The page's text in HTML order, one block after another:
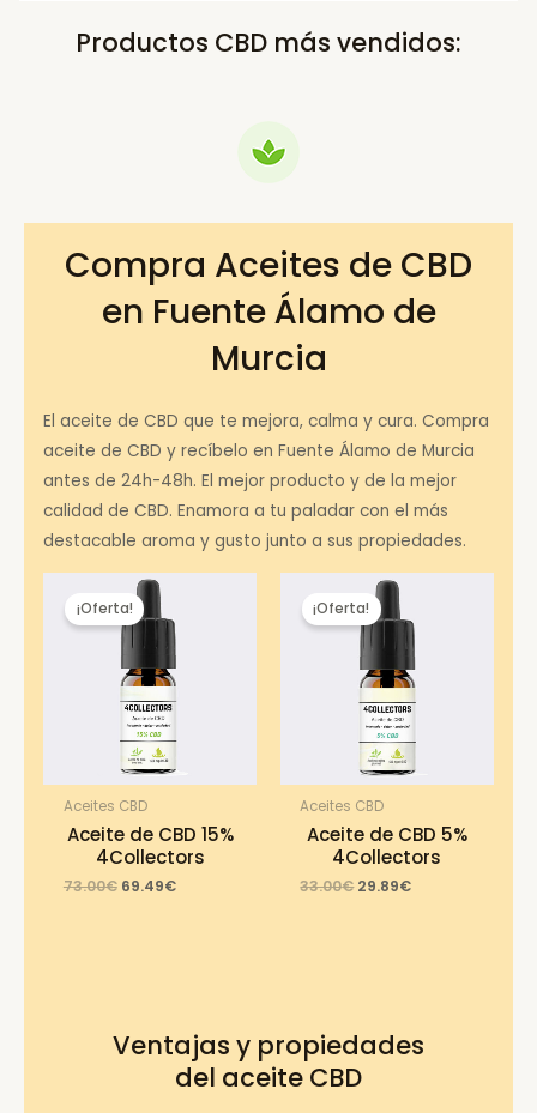
Productos CBD más vendidos:
Compra Aceites de CBD
en Fuente Álamo de
Murcia
El aceite de CBD que te mejora, calma y cura. Compra
aceite de CBD y recíbelo en Fuente Álamo de Murcia
antes de 24h-48h. El mejor producto y de la mejor
calidad de CBD. Enamora a tu paladar con el más
destacable aroma y gusto junto a sus propiedades.
¡Oferta!
Aceites CBD
Aceite de CBD 15%
4Collectors
73.00€ Original
69.49€Current
¡Oferta!
Aceites CBD
Aceite de CBD 5%
4Collectors
33.00€ Original
29.89€Current
Ventajas y propiedades
del aceite CBD